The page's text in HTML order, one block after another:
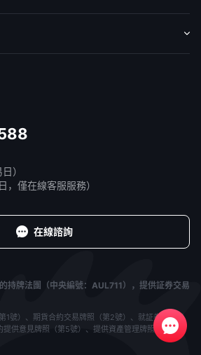
）
僅在線客服服務）
在線諮詢
持牌法團（中央編號：AUL711），提供証券交易
1號）、期貨合約交易牌照（第2號）、就証券提供意
提供意見牌照（第5號）、提供資產管理牌照（第9